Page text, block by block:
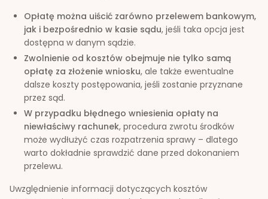
Opłatę można uiścić zarówno przelewem bankowym,
jak i bezpośrednio w kasie sądu, jeśli taka opcja jest
dostępna w danym sądzie.
Zwolnienie od kosztów obejmuje nie tylko samą
opłatę za złożenie wniosku, ale także ewentualne
dalsze koszty postępowania, jeśli zostanie przyznane
przez sąd.
W przypadku błędnego wniesienia opłaty na
niewłaściwy rachunek, procedura zwrotu środków
może wydłużyć czas rozpatrzenia sprawy – dlatego
warto dokładnie sprawdzić dane przed dokonaniem
przelewu.
Uwzględnienie informacji dotyczących kosztów